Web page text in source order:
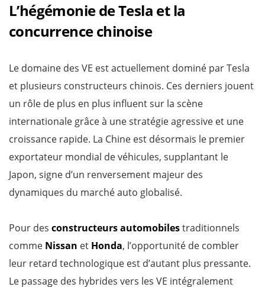
L’hégémonie de Tesla et la
concurrence chinoise
Le domaine des VE est actuellement dominé par Tesla
et plusieurs constructeurs chinois. Ces derniers jouent
un rôle de plus en plus influent sur la scène
internationale grâce à une stratégie agressive et une
croissance rapide. La Chine est désormais le premier
exportateur mondial de véhicules, supplantant le
Japon, signe d’un renversement majeur des
dynamiques du marché auto globalisé.
Pour des constructeurs automobilestraditionnels
comme Nissan et Honda, l’opportunité de combler
leur retard technologique est d’autant plus pressante.
Le passage des hybrides vers les VE intégralement